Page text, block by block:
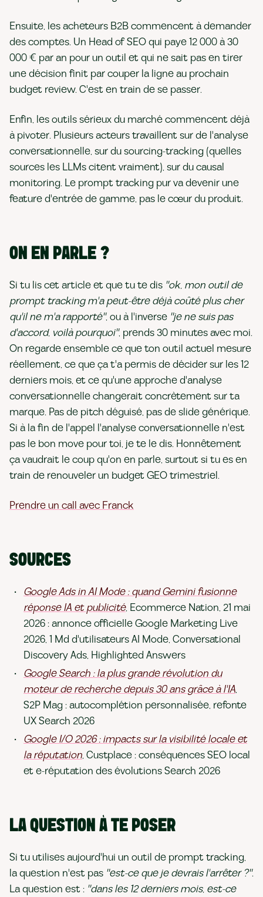
Ensuite, les acheteurs B2B commencent à demander
des comptes. Un Head of SEO qui paye 12 000 à 30
000 € par an pour un outil et qui ne sait pas en tirer
une décision finit par couper la ligne au prochain
budget review. C'est en train de se passer.
Enfin, les outils sérieux du marché commencent déjà
à pivoter. Plusieurs acteurs travaillent sur de l'analyse
conversationnelle, sur du sourcing-tracking (quelles
sources les LLMs citent vraiment), sur du causal
monitoring. Le prompt tracking pur va devenir une
feature d'entrée de gamme, pas le cœur du produit.
ON EN PARLE ?
Si tu lis cet article et que tu te dis "ok, mon outil de
prompt tracking m'a peut-être déjà coûté plus cher
qu'il ne m'a rapporté", ou à l'inverse "je ne suis pas
d'accord, voilà pourquoi", prends 30 minutes avec moi.
On regarde ensemble ce que ton outil actuel mesure
réellement, ce que ça t'a permis de décider sur les 12
derniers mois, et ce qu'une approche d'analyse
conversationnelle changerait concrètement sur ta
marque. Pas de pitch déguisé, pas de slide générique.
Si à la fin de l'appel l'analyse conversationnelle n'est
pas le bon move pour toi, je te le dis. Honnêtement
ça vaudrait le coup qu'on en parle, surtout si tu es en
train de renouveler un budget GEO trimestriel.
Prendre un call avec Franck
SOURCES
Google Ads in AI Mode : quand Gemini fusionne
réponse IA et publicité, Ecommerce Nation, 21 mai
2026 : annonce officielle Google Marketing Live
2026, 1 Md d'utilisateurs AI Mode, Conversational
Discovery Ads, Highlighted Answers
Google Search : la plus grande révolution du
moteur de recherche depuis 30 ans grâce à l'IA,
S2P Mag : autocomplétion personnalisée, refonte
UX Search 2026
Google I/O 2026 : impacts sur la visibilité locale et
la réputation, Custplace : conséquences SEO local
et e-réputation des évolutions Search 2026
LA QUESTION À TE POSER
Si tu utilises aujourd'hui un outil de prompt tracking,
la question n'est pas "est-ce que je devrais l'arrêter ?".
La question est : "dans les 12 derniers mois, est-ce